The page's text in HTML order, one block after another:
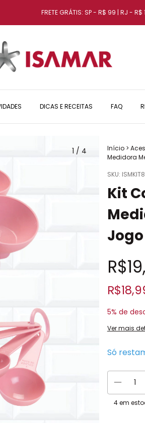
FRETE GRÁTIS: SP - R$ 99 | RJ - R$ 150
DICAS E RECEITAS FAQ
1/ 4 Início >
Medidora
SKU:
Kit
5% de
Ver mais
Só
4em